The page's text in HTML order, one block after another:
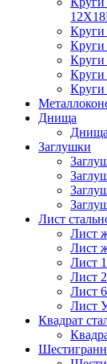
Круги
Круги
Круги
Днища
Днища
Заглушки
Лист
Лист
Лист
Лист
Лист
Лист
Лист
Квадрат